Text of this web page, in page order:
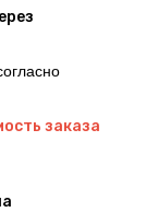
заказа